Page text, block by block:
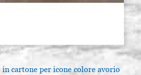
in cartone per icone colore avorio